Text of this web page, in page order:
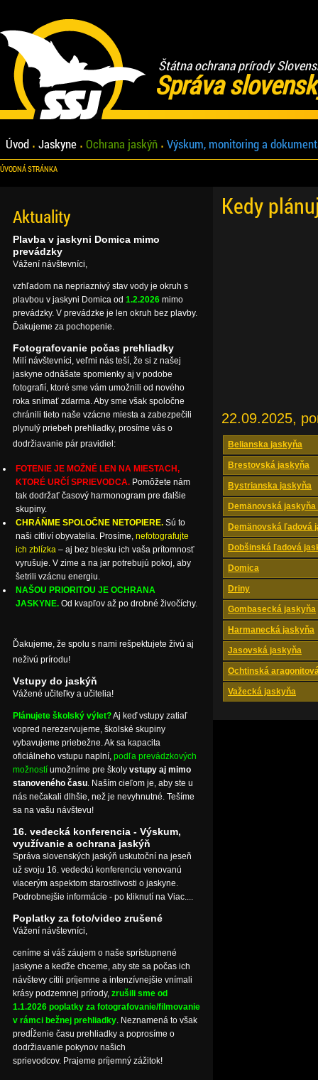
Štátna ochrana prírody
Správa
Úvod Jaskyne Ochrana jaskýň Výskum, monitoring a
ÚVODNÁ STRÁNKA
Kedy
22.09.2025,
Belianska jaskyňa
Brestovská jaskyňa
Bystrianska jaskyňa
Demänovská
Demänovská ľadová
Dobšinská ľadová
Domica
Driny
Gombasecká jaskyňa
Harmanecká jaskyňa
Jasovská jaskyňa
Ochtinská
Važecká jaskyňa
Aktuality
Plavba v jaskyni Domica mimo
prevádzky
Vážení návštevníci,
vzhľadom na nepriaznivý stav vody je okruh s
plavbou v jaskyni Domica od 1.2.2026 mimo
prevádzky. V prevádzke je len okruh bez plavby.
Ďakujeme za pochopenie.
Fotografovanie počas prehliadky
Milí návštevníci, veľmi nás teší, že si z našej
jaskyne odnášate spomienky aj v podobe
fotografií, ktoré sme vám umožnili od nového
roka snímať zdarma. Aby sme však spoločne
chránili tieto naše vzácne miesta a zabezpečili
plynulý priebeh prehliadky, prosíme vás o
dodržiavanie pár pravidiel:
FOTENIE JE MOŽNÉ LEN NA MIESTACH,
KTORÉ URČÍ SPRIEVODCA. Pomôžete nám
tak dodržať časový harmonogram pre ďalšie
skupiny.
CHRÁŇME SPOLOČNE NETOPIERE. Sú to
naši citliví obyvatelia. Prosíme, nefotografujte
ich zblízka – aj bez blesku ich vaša prítomnosť
vyrušuje. V zime a na jar potrebujú pokoj, aby
šetrili vzácnu energiu.
NAŠOU PRIORITOU JE OCHRANA
JASKYNE. Od kvapľov až po drobné živočíchy.
Ďakujeme, že spolu s nami rešpektujete živú aj
neživú prírodu!
Vstupy do jaskýň
Vážené učiteľky a učitelia!
Plánujete školský výlet?Aj keď vstupy zatiaľ
vopred nerezervujeme, školské skupiny
vybavujeme priebežne. Ak sa kapacita
oficiálneho vstupu naplní, podľa prevádzkových
možností umožníme pre školy vstupy aj mimo
stanoveného času. Naším cieľom je, aby ste u
nás nečakali dlhšie, než je nevyhnutné. Tešíme
sa na vašu návštevu!
16. vedecká konferencia - Výskum,
využívanie a ochrana jaskýň
Správa slovenských jaskýň uskutoční na jeseň
už svoju 16. vedeckú konferenciu venovanú
viacerým aspektom starostlivosti o jaskyne.
Podrobnejšie informácie - po kliknutí na Viac....
Poplatky za foto/video zrušené
Vážení návštevníci,
ceníme si váš záujem o naše sprístupnené
jaskyne a keďže chceme, aby ste sa počas ich
návštevy cítili príjemne a intenzívnejšie vnímali
krásy podzemnej prírody, zrušili sme od
1.1.2026 poplatky za fotografovanie/filmovanie
v rámci bežnej prehliadky. Neznamená to však
predĺženie času prehliadky a poprosíme o
dodržiavanie pokynov našich
sprievodcov. Prajeme príjemný zážitok!